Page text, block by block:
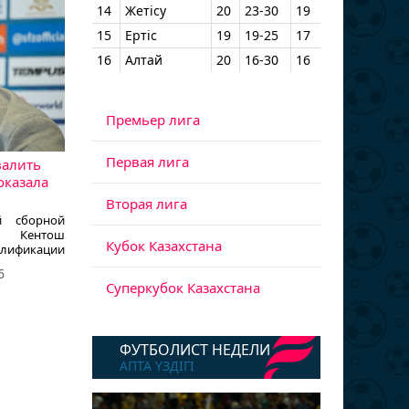
сборной
Кентош
сборной
14
Жетісу 20 23-30
19
15
Ертіс 19 19-25
17
16
Алтай 20 16-30 16
Премьер лига
Первая лига
Вторая лига
Кубок Казахстана
Суперкубок Казахстана
ФУТБОЛИСТ НЕДЕЛИ
АПТА ҮЗДІГІ